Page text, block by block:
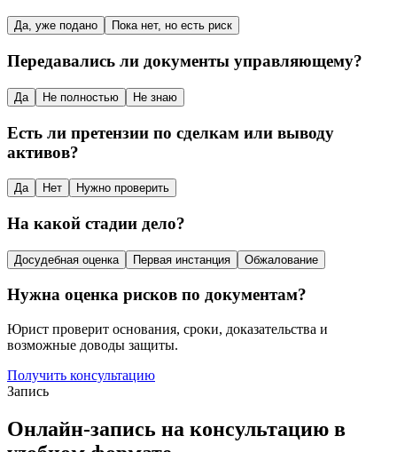
Да, уже подано Пока нет, но есть риск
Передавались ли документы управляющему?
Да Не полностью Не знаю
Есть ли претензии по сделкам или выводу
активов?
Да Нет Нужно проверить
На какой стадии дело?
Досудебная оценка Первая инстанция Обжалование
Нужна оценка рисков по документам?
Юрист проверит основания, сроки, доказательства и
возможные доводы защиты.
Получить консультацию
Запись
Онлайн-запись на консультацию в